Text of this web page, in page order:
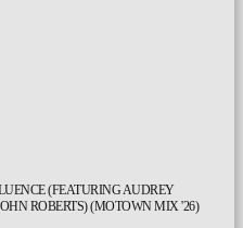
(FEATURING AUDREY
ROBERTS) (MOTOWN MIX '26)